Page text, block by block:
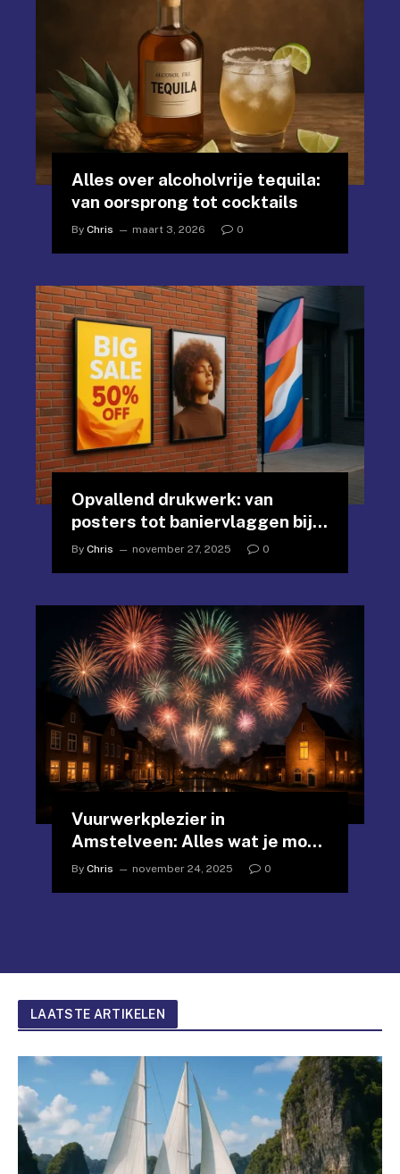
Alles over alcoholvrije tequila:
van oorsprong tot cocktails
By Chris maart 3, 2026 0
Opvallend drukwerk: van
posters tot baniervlaggen bij
Print.com
By Chris november 27, 2025 0
Vuurwerkplezier in
Amstelveen: Alles wat je moet
weten voor een spectaculaire
By Chris november 24, 2025 0
LAATSTE ARTIKELEN